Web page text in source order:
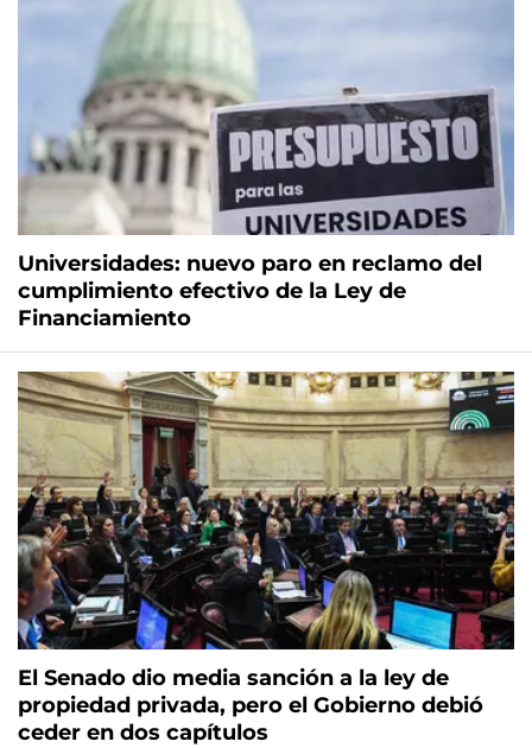
Universidades: nuevo paro en reclamo del
cumplimiento efectivo de la Ley de
Financiamiento
El Senado dio media sanción a la ley de
propiedad privada, pero el Gobierno debió
ceder en dos capítulos